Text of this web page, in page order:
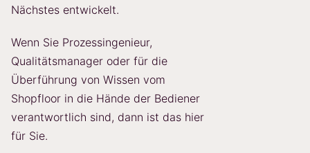
Nächstes entwickelt.
Wenn Sie Prozessingenieur,
Qualitätsmanager oder für die
Überführung von Wissen vom
Shopfloor in die Hände der Bediener
verantwortlich sind, dann ist das hier
für Sie.